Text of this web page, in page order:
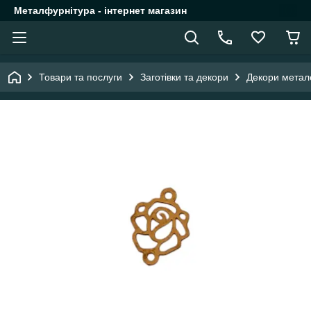
Металфурнітура - інтернет магазин
Товари та послуги Заготівки та декори Декори